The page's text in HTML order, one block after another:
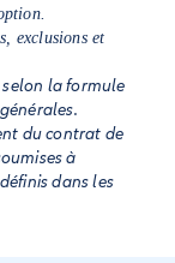
exclusions et
la formule
du contrat de
à
dans les